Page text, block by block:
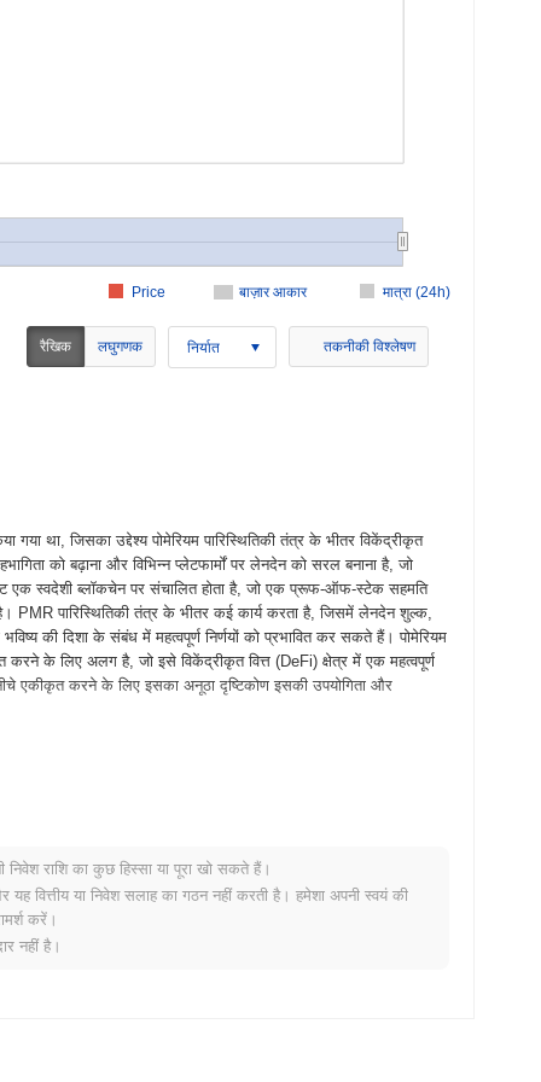
बाज़ार आकार मात्रा (24h)
Price
रैखिक लघुगणक निर्यात तकनीकी विश्लेषण
गया था, जिसका उद्देश्य पोमेरियम पारिस्थितिकी तंत्र के भीतर विकेंद्रीकृत
को बढ़ाना और विभिन्न प्लेटफार्मों पर लेनदेन को सरल बनाना है, जो
एक स्वदेशी ब्लॉकचेन पर संचालित होता है, जो एक प्रूफ-ऑफ-स्टेक सहमति
PMR पारिस्थितिकी तंत्र के भीतर कई कार्य करता है, जिसमें लेनदेन शुल्क,
की दिशा के संबंध में महत्वपूर्ण निर्णयों को प्रभावित कर सकते हैं। पोमेरियम
करने के लिए अलग है, जो इसे विकेंद्रीकृत वित्त (DeFi) क्षेत्र में एक महत्वपूर्ण
एकीकृत करने के लिए इसका अनूठा दृष्टिकोण इसकी उपयोगिता और
को प्लेटफॉर्म की विशेषताओं और कार्यक्षमताओं के साथ प्रयोग
और सेवाओं को सुविधाजनक बनाता है, जिसका उद्देश्य उपयोगकर्ता
अक्टूबर 2021 में एक प्रारंभिक सिक्का पेशकश (ICO) के माध्यम से हुआ, जिसने
टोकन की वृद्धि और व्यापक क्रिप्टोक्यूरेंसी परिदृश्य में इसके
राशि का कुछ हिस्सा या पूरा खो सकते हैं।
वित्तीय या निवेश सलाह का गठन नहीं करती है। हमेशा अपनी स्वयं की
करें।
नहीं है।